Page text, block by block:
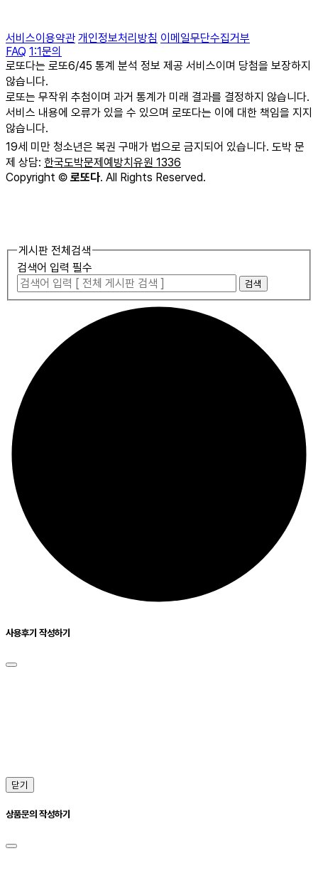
서비스이용약관 개인정보처리방침 이메일무단수집거부
FAQ 1:1문의
로또다는 로또6/45 통계 분석 정보 제공 서비스이며 당첨을 보장하지
않습니다.
로또는 무작위 추첨이며 과거 통계가 미래 결과를 결정하지 않습니다.
서비스 내용에 오류가 있을 수 있으며 로또다는 이에 대한 책임을 지지
않습니다.
19세 미만 청소년은 복권 구매가 법으로 금지되어 있습니다. 도박 문
제 상담: 한국도박문제예방치유원 1336
Copyright © 로또다. All Rights Reserved.
게시판 전체검색
검색어 입력 필수
검색
사용후기 작성하기
닫기
상품문의 작성하기